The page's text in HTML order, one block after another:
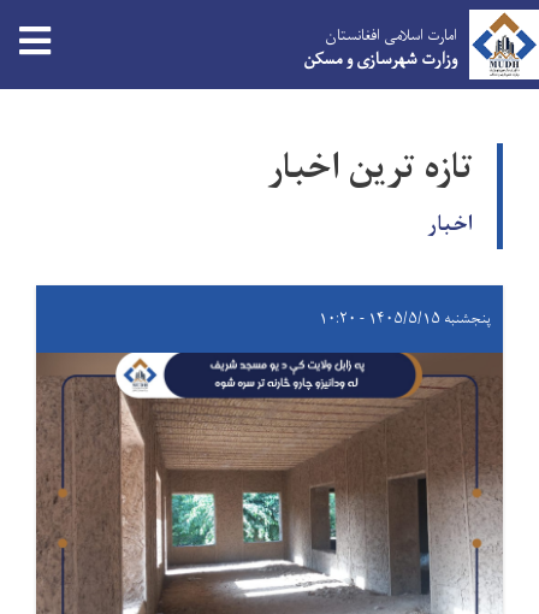
content
امارت اسلامی افغانستان
وزارت شهرسازی و مسکن
تازه ترین اخبار
اخبار
پنجشنبه ۱۴۰۵/۵/۱۵ - ۱۰:۲۰